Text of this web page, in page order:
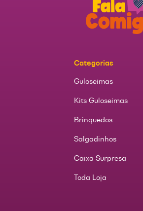
Categorias
Guloseimas
Kits Guloseimas
Brinquedos
Salgadinhos
Caixa Surpresa
Toda Loja